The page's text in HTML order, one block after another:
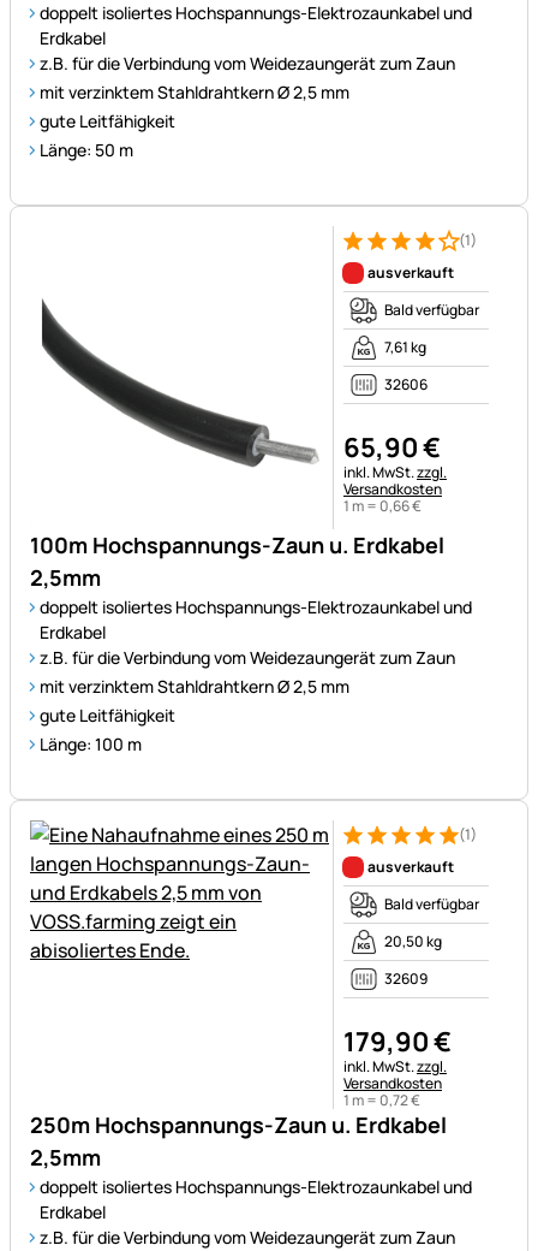
doppelt isoliertes Hochspannungs-Elektrozaunkabel und
Erdkabel
z.B. für die Verbindung vom Weidezaungerät zum Zaun
mit verzinktem Stahldrahtkern Ø 2,5 mm
gute Leitfähigkeit
Länge: 50 m
100m Hochspannungs-Zaun u. Erdkabel
2,5mm
doppelt isoliertes Hochspannungs-Elektrozaunkabel und
Erdkabel
z.B. für die Verbindung vom Weidezaungerät zum Zaun
mit verzinktem Stahldrahtkern Ø 2,5 mm
gute Leitfähigkeit
Länge: 100 m
Bewertung: 4 von 5 (1
1 Bewertung
(1)
ausverkauft
Bald verfügbar
7,61 kg
32606
65,90€
Steuerhinweis:
inkl. MwSt.zzgl.
Versandkosten
1 m = 0,66€
250m Hochspannungs-Zaun u. Erdkabel
2,5mm
doppelt isoliertes Hochspannungs-Elektrozaunkabel und
Erdkabel
z.B. für die Verbindung vom Weidezaungerät zum Zaun
Bewertung: 5 von 5 (1
1 Bewertung
(1)
ausverkauft
Bald verfügbar
20,50 kg
32609
179,90€
Steuerhinweis:
inkl. MwSt.zzgl.
Versandkosten
1 m = 0,72€